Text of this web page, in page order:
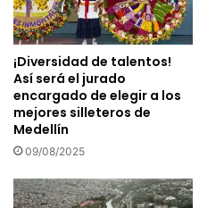
¡Diversidad de talentos!
Así será el jurado
encargado de elegir a los
mejores silleteros de
Medellín
09/08/2025